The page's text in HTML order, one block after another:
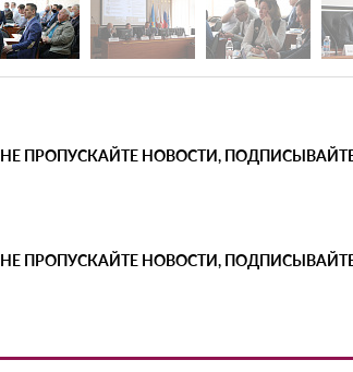
НЕ ПРОПУСКАЙТЕ НОВОСТИ,
НЕ ПРОПУСКАЙТЕ НОВОСТИ,